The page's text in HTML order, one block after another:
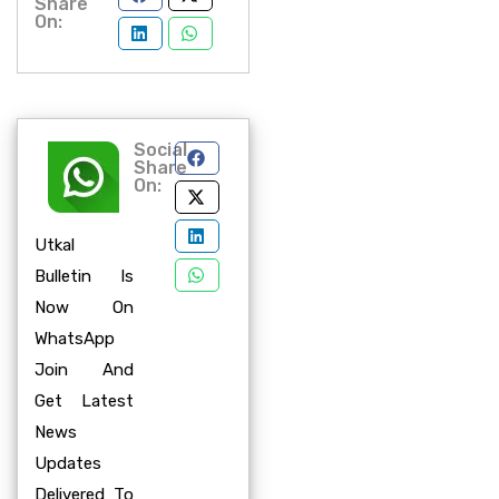
On:
Utkal
Bulletin Is
Now On
WhatsApp
Join And
Get Latest
News
Updates
Delivered To
Social
Share
On: